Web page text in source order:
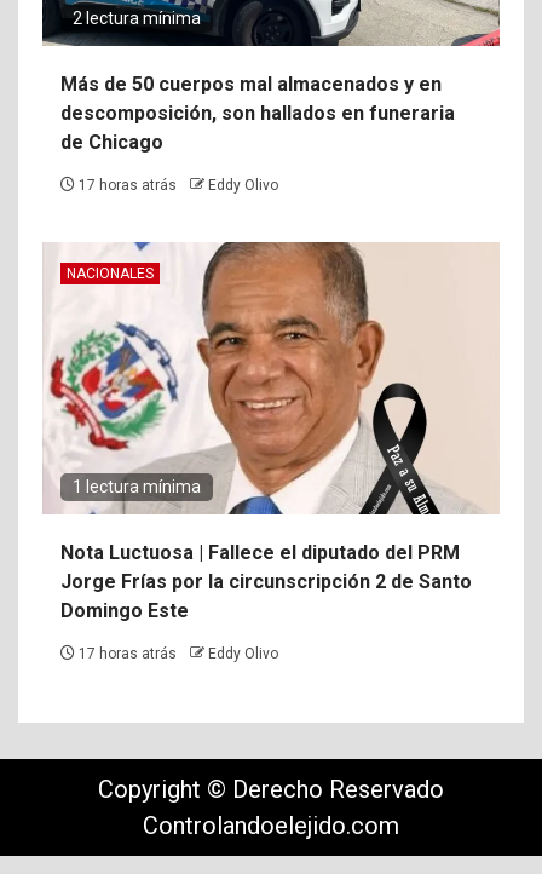
2 lectura mínima
Más de 50 cuerpos mal almacenados y en
descomposición, son hallados en funeraria
de Chicago
17 horas atrás Eddy Olivo
NACIONALES
1 lectura mínima
Nota Luctuosa | Fallece el diputado del PRM
Jorge Frías por la circunscripción 2 de Santo
Domingo Este
17 horas atrás Eddy Olivo
Copyright © Derecho Reservado
Controlandoelejido.com